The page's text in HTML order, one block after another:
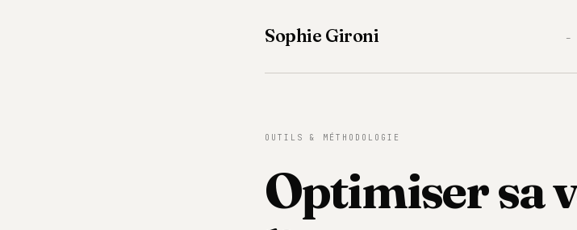
Sophie Gironi –
OUTILS & MÉTHODOLOGIE
Optimiser sa